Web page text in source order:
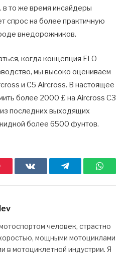
то же время инсайдеры
спрос на более практичную
внедорожников.
когда концепция ELO
мы высоко оцениваем
и C5 Aircross. В настоящее
более 2000 £ на Aircross C3
последних выходящих
более 6500 фунтов.
Pinterest ВКонтактеTelegram
человек, страстно
мощными мотоциклами
в мотоциклетной индустрии. Я